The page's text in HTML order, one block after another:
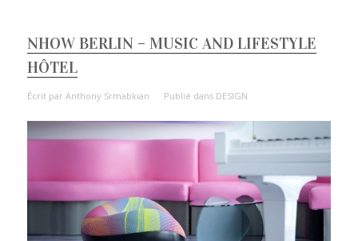
NHOW BERLIN – MUSIC AND LIFESTYLE
HÔTEL
Écrit par Anthony Srmabkian Publié dans DESIGN